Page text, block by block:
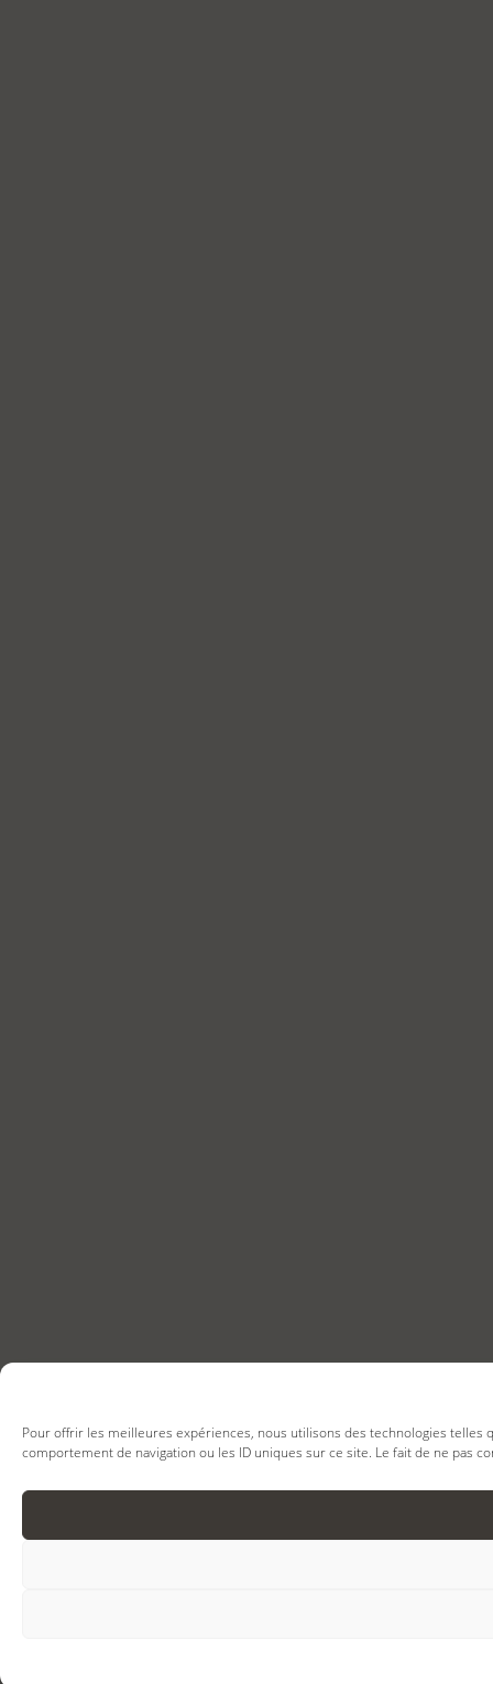
Pour offrir les meilleures expériences, nous utilisons des technologies
comportement de navigation ou les ID uniques sur ce site. Le fait de ne